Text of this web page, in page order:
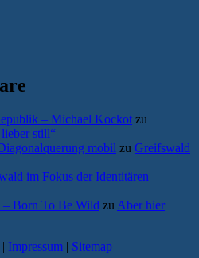
– Michael Kockot zu
still“
mobil zu Greifswald
im Fokus der Identitären
– Born To Be Wild zu Aber hier
| Impressum | Sitemap